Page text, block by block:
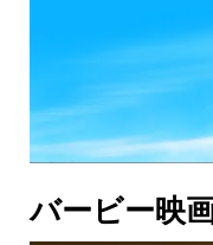
バービー映